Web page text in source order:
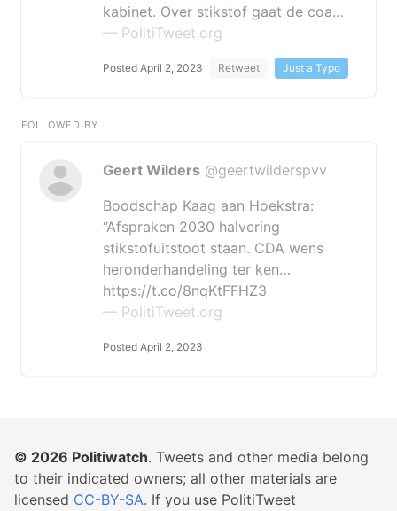
kabinet. Over stikstof gaat de coa…
— PolitiTweet.org
Posted April 2, 2023 Retweet Just a Typo
FOLLOWED BY
Geert Wilders @geertwilderspvv
Boodschap Kaag aan Hoekstra:
“Afspraken 2030 halvering
stikstofuitstoot staan. CDA wens
heronderhandeling ter ken…
https://t.co/8nqKtFFHZ3
— PolitiTweet.org
Posted April 2, 2023
© 2026 Politiwatch. Tweets and other media belong
to their indicated owners; all other materials are
licensed CC-BY-SA. If you use PolitiTweet